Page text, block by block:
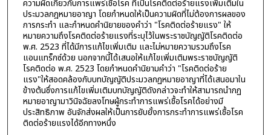
ความผิดเกี่ยวกับการแพร่เชื้อโรค ที่เป็นโรคติดต่อร้ายแรงเพิ่มเติมใน
ประมวลกฎหมายอาญา โดยกำหนดให้เป็นความผิดที่ไม่ต้องการผลของ
การกระทำ และกำหนดคำนิยายของคำว่า "โรคติดต่อร้ายแรง" ให้
หมายความถึงโรคติดต่อร้ายแรงที่ระบุไว้ในพระราชบัญญัติโรคติดต่อ
พ.ศ. 2523 ที่ได้มีการแก้ไขเพิ่มเติม และไม่หมายความรวมถึงโรค
แอนแทร็กซ์ด้วย นอกจากนี้ได้เสนอให้แก้ไขเพิ่มเติมพระราชบัญญัติ
โรคติดต่อ พ.ศ. 2523 โดยกำหนดคำนิยามคำว่า "โรคติดต่อร้าย
แรง"ให้สอดคล้องกับบทบัญญัติประมวลกฏหมายอาญาที่ได้เสนอมาใน
ข้างต้นซึ่งการแก้ไขเพิ่มเติมบทบัญญัติดังกล่าวจะทำให้สามารถนำกฏ
หมายอาญามาวินิจฉัยลงโทษผู้กระทำการแพร่เชื้อโรคได้อย่างมี
ประสิทธิภาพ อันจักส่งผลให้เป็นการยับยั้งการกระทำการแพร่เชื้อโรค
ติดต่อร้ายแรงได้อีกทางหนึ่ง